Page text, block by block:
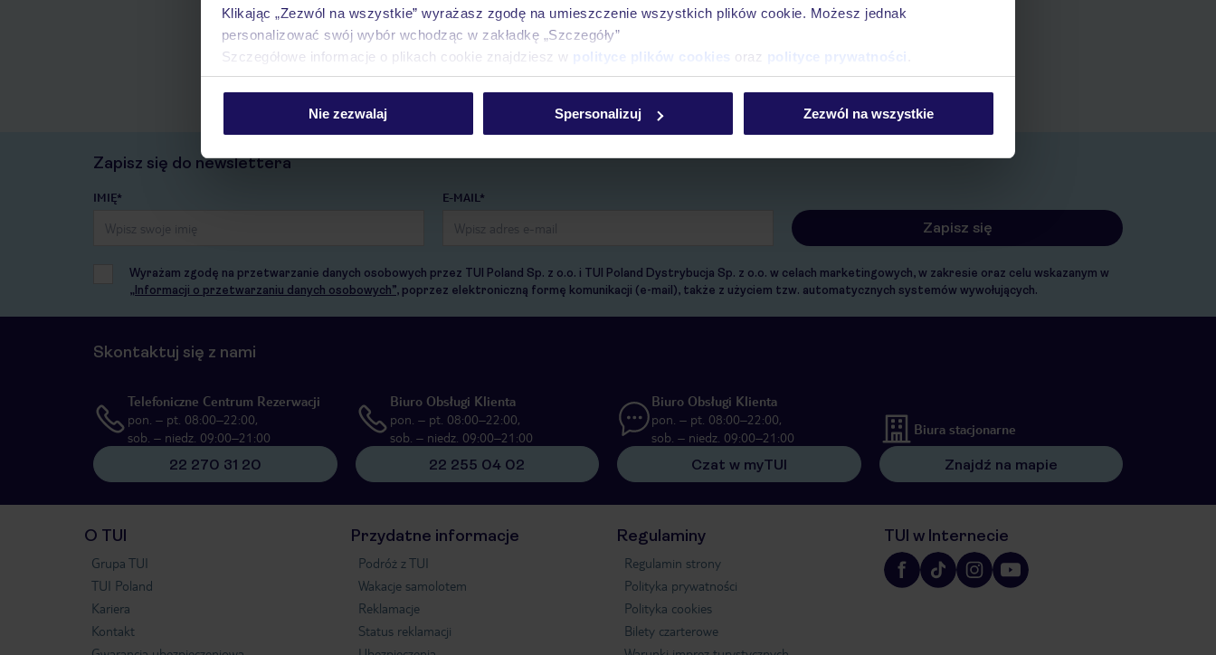
Klikając „Zezwól na wszystkie” wyrażasz zgodę na umieszczenie wszystkich plików cookie. Możesz jednak
personalizować swój wybór wchodząc w zakładkę „Szczegóły”
Szczegółowe informacje o plikach cookie znajdziesz w polityce plików cookies oraz polityce prywatności
Nie zezwalaj Spersonalizuj Zezwól na wszystkie
Lista ulubionych ofert i możliwość ich udostępniania
Historia wyszukiwań i ostatnio oglądanych ofert
Kontakt z TUI i wszystkie informacje o Twojej rezerwacji w myTUI
Zapisz się do newslettera
IMIĘ* E-MAIL*
Wyrażam zgodę na przetwarzanie danych osobowych przez TUI Poland Sp. z o.o. i TUI Poland Dystrybucja Sp. z o.o. w celach marketingowych, w zakresie oraz celu wskazanym w
„Informacji o przetwarzaniu danych osobowych”, poprzez elektroniczną formę komunikacji (e-mail), także z użyciem tzw. automatycznych systemów wywołujących.
Skontaktuj się z nami
Telefoniczne Centrum Rezerwacji
pon. – pt. 08:00–22:00,
sob. – niedz. 09:00–21:00
22 270 31 20
Biuro Obsługi Klienta
pon. – pt. 08:00–22:00,
sob. – niedz. 09:00–21:00
22 255 04 02
Biuro Obsługi Klienta
pon. – pt. 08:00–22:00,
sob. – niedz. 09:00–21:00
Czat w myTUI
Biura stacjonarne
Znajdź na mapie
O TUI
Grupa TUI
TUI Poland
Kariera
Kontakt
Przydatne informacje
Podróż z TUI
Wakacje samolotem
Reklamacje
Status reklamacji
Regulaminy
Regulamin strony
Polityka prywatności
Polityka cookies
Bilety czarterowe
TUI w Internecie